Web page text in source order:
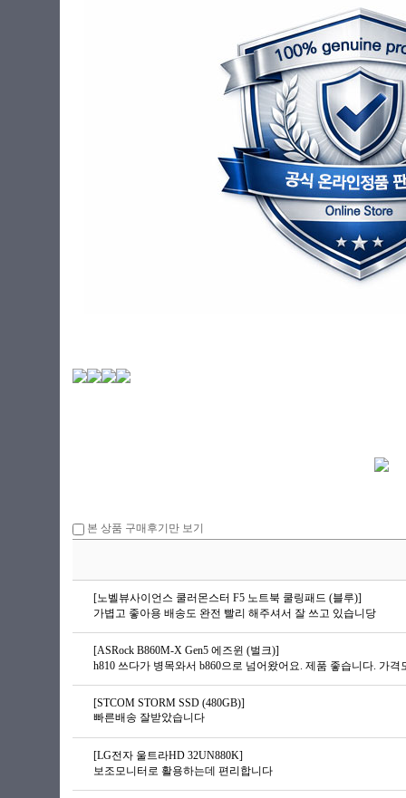
본 상품 구매후기만 보기
[노벨뷰사이언스 쿨러몬스터 F5 노트북 쿨링패드 (블루)]
가볍고 좋아용 배송도 완전 빨리 해주셔서 잘 쓰고 있습니당
[ASRock B860M-X Gen5 에즈윈 (벌크)]
h810 쓰다가 병목와서 b860으로 넘어왔어요. 제품 좋습니다. 가격
[STCOM STORM SSD (480GB)]
빠른배송 잘받았습니다
[LG전자 울트라HD 32UN880K]
보조모니터로 활용하는데 편리합니다